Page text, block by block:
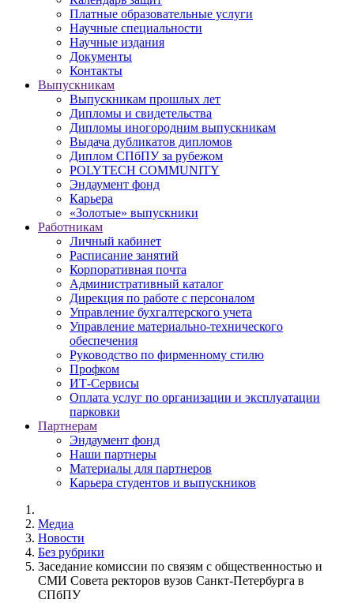
Платные образовательные услуги
Научные специальности
Научные издания
Документы
Контакты
Выпускникам
Выпускникам прошлых лет
Дипломы и свидетельства
Дипломы иногородним выпускникам
Выдача дубликатов дипломов
Диплом СПбПУ за рубежом
POLYTECH COMMUNITY
Эндаумент фонд
Карьера
«Золотые» выпускники
Работникам
Личный кабинет
Расписание занятий
Корпоративная почта
Административный каталог
Дирекция по работе с персоналом
Управление бухгалтерского учета
Управление материально-технического
обеспечения
Руководство по фирменному стилю
Профком
ИТ-Сервисы
Оплата услуг по организации и эксплуатации
парковки
Партнерам
Эндаумент фонд
Наши партнеры
Материалы для партнеров
Карьера студентов и выпускников
Медиа
Новости
Без рубрики
Заседание комиссии по связям с общественностью и
СМИ Совета ректоров вузов Санкт-Петербурга в
СПбПУ